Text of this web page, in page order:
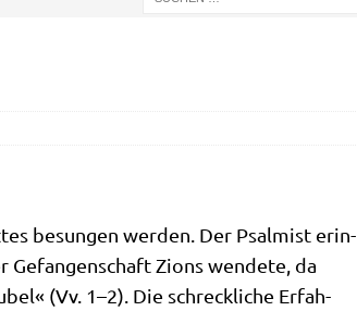
besun­gen wer­den. Der Psal­mist erin­
Gefan­gen­schaft Zions wen­de­te, da
(Vv. 1–2). Die schreck­li­che Erfah­